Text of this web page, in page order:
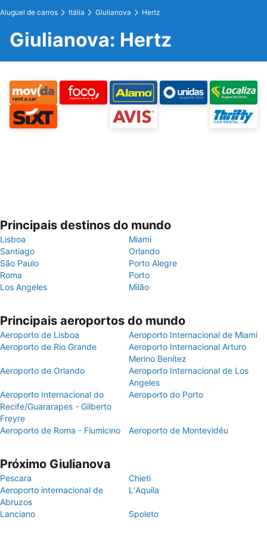
Aluguel de carros Itália Giulianova Hertz
Giulianova: Hertz
Principais destinos do mundo
Lisboa
Miami
Santiago
Orlando
São Paulo
Porto Alegre
Roma
Porto
Los Angeles
Milão
Principais aeroportos do mundo
Aeroporto de Lisboa
Aeroporto Internacional de Miami
Aeroporto de Rio Grande
Aeroporto Internacional Arturo
Merino Benítez
Aeroporto de Orlando
Aeroporto Internacional de Los
Angeles
Aeroporto Internacional do
Recife/Guararapes - Gilberto
Freyre
Aeroporto do Porto
Aeroporto de Roma - Fiumicino Aeroporto de Montevidéu
Próximo Giulianova
Pescara
Chieti
Aeroporto internacional de
Abruzos
LʼAquila
Lanciano Spoleto